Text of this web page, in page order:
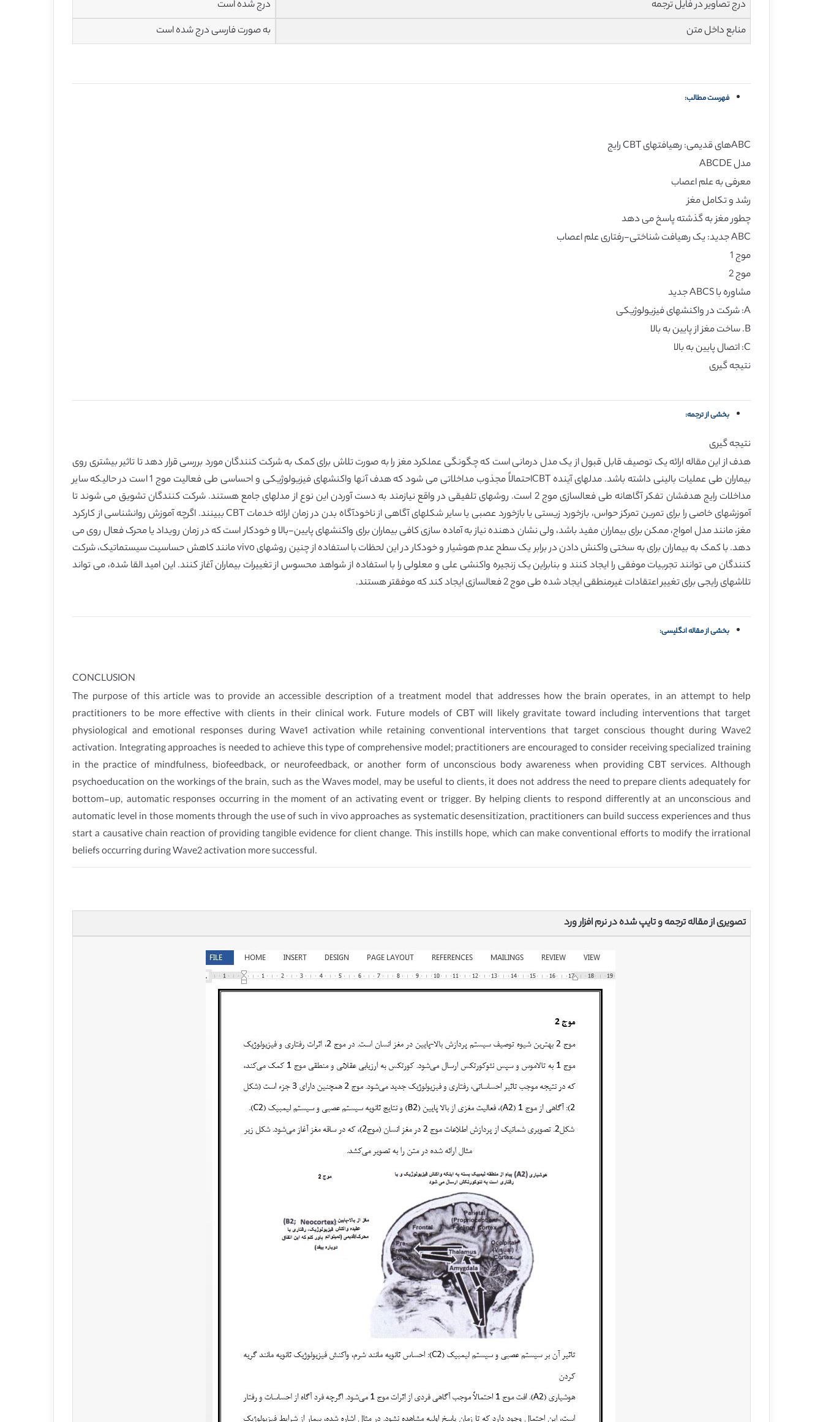
درج تصاویر در فایل ترجمه
درج شده است
منابع داخل متن
به صورت فارسی درج شده است
فهرست مطالب:
ABCهای قدیمی: رهیافتهای CBT رایج
مدل ABCDE
معرفی به علم اعصاب
رشد و تکامل مغز
چطور مغز به گذشته پاسخ می دهد
ABC جدید: یک رهیافت شناختی-رفتاری علم اعصاب
موج 1
موج 2
مشاوره با ABCS جدید
A: شرکت در واکنشهای فیزیولوژیکی
B. ساخت مغز از پایین به بالا
C: اتصال پایین به بالا
نتیجه گیری
بخشی از ترجمه:
نتیجه گیری
هدف از این مقاله ارائه یک توصیف قابل قبول از یک مدل درمانی است که چگونگی عملکرد مغز را به صورت تلاش برای کمک به شرکت کنندگان مورد بررسی قرار دهد تا تاثیر بیشتری روی
بیماران طی عملیات بالینی داشته باشد. مدلهای آینده CBTاحتمالاً مجذوب مداخلاتی می شود که هدف آنها واکنشهای فیزیولوژیکی و احساسی طی فعالیت موج 1 است در حالیکه سایر
مداخلات رایج هدفشان تفکر آگاهانه طی فعالسازی موج 2 است. روشهای تلفیقی در واقع نیازمند به دست آوردن این نوع از مدلهای جامع هستند. شرکت کنندگان تشویق می شوند تا
آموزشهای خاصی را برای تمرین تمرکز حواس، بازخورد زیستی یا بازخورد عصبی یا سایر شکلهای آگاهی از ناخودآگاه بدن در زمان ارائه خدمات CBT ببینند. اگرچه آموزش روانشناسی از کارکرد
مغز، مانند مدل امواج، ممکن برای بیماران مفید باشد، ولی نشان دهنده نیاز به آماده سازی کافی بیماران برای واکنشهای پایین-بالا و خودکار است که در زمان رویداد یا محرک فعال روی می
دهد. با کمک به بیماران برای به سختی واکنش دادن در برابر یک سطح عدم هوشیار و خودکار در این لحظات با استفاده از چنین روشهای vivo مانند کاهش حساسیت سیستماتیک، شرکت
کنندگان می توانند تجربیات موفقی را ایجاد کنند و بنابراین یک زنجیره واکنشی علی و معلولی را با استفاده از شواهد محسوس از تغییرات بیماران آغاز کنند. این امید القا شده، می تواند
تلاشهای رایجی برای تغییر اعتقادات غیرمنطقی ایجاد شده طی موج 2 فعالسازی ایجاد کند که موفقتر هستند.
بخشی از مقاله انگلیسی:
CONCLUSION
The purpose of this article was to provide an accessible description of a treatment model that addresses how the brain operates, in an attempt to help
practitioners to be more effective with clients in their clinical work. Future models of CBT will likely gravitate toward including interventions that target
physiological and emotional responses during Wave1 activation while retaining conventional interventions that target conscious thought during Wave2
activation. Integrating approaches is needed to achieve this type of comprehensive model; practitioners are encouraged to consider receiving specialized training
in the practice of mindfulness, biofeedback, or neurofeedback, or another form of unconscious body awareness when providing CBT services. Although
psychoeducation on the workings of the brain, such as the Waves model, may be useful to clients, it does not address the need to prepare clients adequately for
bottom-up, automatic responses occurring in the moment of an activating event or trigger. By helping clients to respond differently at an unconscious and
automatic level in those moments through the use of such in vivo approaches as systematic desensitization, practitioners can build success experiences and thus
start a causative chain reaction of providing tangible evidence for client change. This instills hope, which can make conventional efforts to modify the irrational
beliefs occurring during Wave2 activation more successful.
تصویری از مقاله ترجمه و تایپ شده در نرم افزار ورد